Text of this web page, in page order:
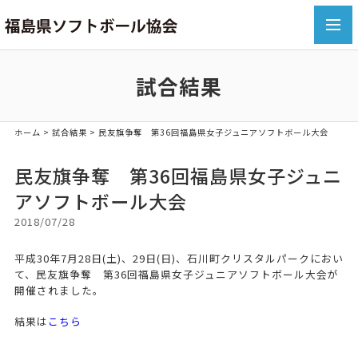
試合結果
ホーム > 試合結果 > 民友旗争奪 第36回福島県女子ジュニアソフトボール大会
民友旗争奪 第36回福島県女子ジュニ
アソフトボール大会
2018/07/28
平成30年7月28日(土)、29日(日)、石川町クリスタルパークにおい
て、民友旗争奪 第36回福島県女子ジュニアソフトボール大会が
開催されました。
結果は こちら